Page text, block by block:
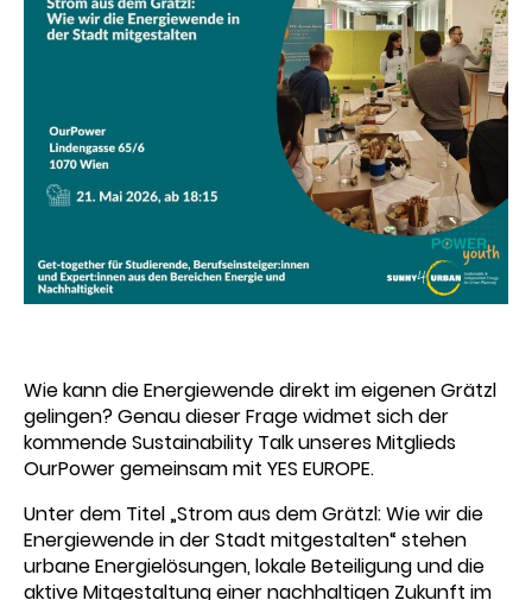
Wie kann die Energiewende direkt im eigenen Grätzl
gelingen? Genau dieser Frage widmet sich der
kommende Sustainability Talk unseres Mitglieds
OurPower gemeinsam mit YES EUROPE.
Unter dem Titel „Strom aus dem Grätzl: Wie wir die
Energiewende in der Stadt mitgestalten“ stehen
urbane Energielösungen, lokale Beteiligung und die
aktive Mitgestaltung einer nachhaltigen Zukunft im